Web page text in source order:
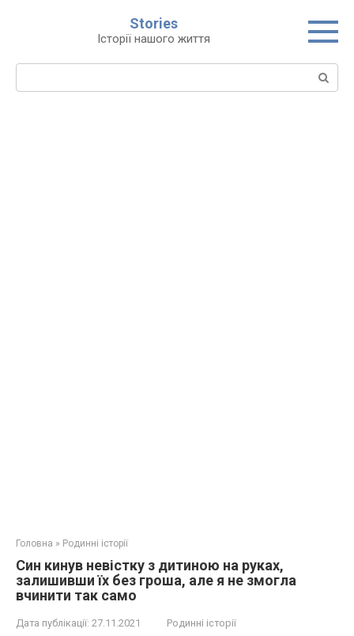
Stories
Історії нашого життя
Пошук:
Головна » Родинні історії
Син кинув невістку з дитиною на руках,
залишивши їх без гроша, але я не змогла
вчинити так само
Дата публікації: 27.11.2021 Родинні історії